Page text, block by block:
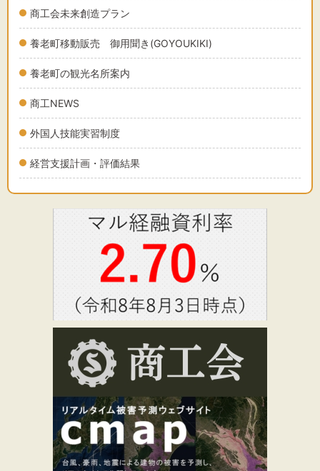
商工会未来創造プラン
養老町移動販売 御用聞き(GOYOUKIKI)
養老町の観光名所案内
商工NEWS
外国人技能実習制度
経営支援計画・評価結果